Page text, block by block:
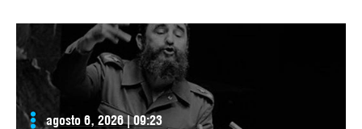
agosto 6, 2026 | 09:23